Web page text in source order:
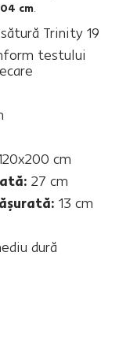
cm.
Trinity 19
testului
cm
27 cm
13 cm
dură